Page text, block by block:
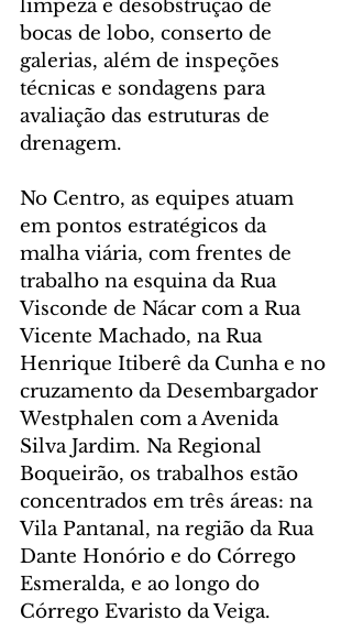
limpeza e desobstrução de
bocas de lobo, conserto de
galerias, além de inspeções
técnicas e sondagens para
avaliação das estruturas de
drenagem.
No Centro, as equipes atuam
em pontos estratégicos da
malha viária, com frentes de
trabalho na esquina da Rua
Visconde de Nácar com a Rua
Vicente Machado, na Rua
Henrique Itiberê da Cunha e no
cruzamento da Desembargador
Westphalen com a Avenida
Silva Jardim. Na Regional
Boqueirão, os trabalhos estão
concentrados em três áreas: na
Vila Pantanal, na região da Rua
Dante Honório e do Córrego
Esmeralda, e ao longo do
Córrego Evaristo da Veiga.